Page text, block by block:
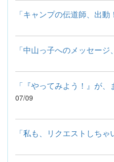
「キャンプの伝道師、出動
「中山っ子へのメッセージ
「『やってみよう！』が、
07/09
「私も、リクエストしちゃ